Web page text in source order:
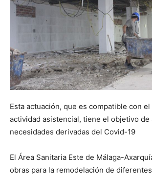
Esta actuación, que es compatible con
actividad asistencial, tiene el objetivo de
necesidades derivadas del Covid-19
El Área Sanitaria Este de Málaga-
obras para la remodelación de